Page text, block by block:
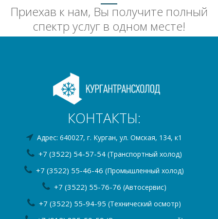
Приехав к нам, Вы получите полный
спектр услуг в одном месте!
КОНТАКТЫ:
Адрес: 640027, г. Курган, ул. Омская, 134, к1
+7 (3522) 54-57-54(Транспортный холод)
+7 (3522) 55-46-46 (Промышленный холод)
+7 (3522) 55-76-76 (Автосервис)
+7 (3522) 55-94-95 (Технический осмотр)